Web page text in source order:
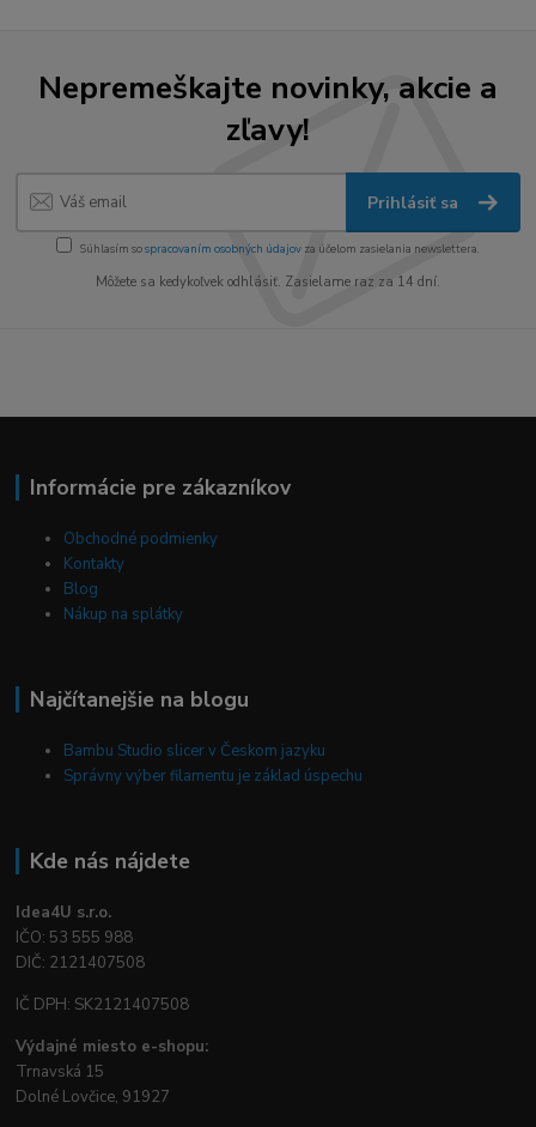
Nepremeškajte novinky, akcie a
zľavy!
Prihlásiť sa
Súhlasím sospracovaním osobných údajov za účelom zasielania newslettera.
Môžete sa kedykoľvek odhlásiť. Zasielame raz za 14 dní.
Informácie pre zákazníkov
Obchodné podmienky
Kontakty
Blog
Nákup na splátky
Najčítanejšie na blogu
Bambu Studio slicer v Českom jazyku
Správny výber filamentu je základ úspechu
Kde nás nájdete
Idea4U s.r.o.
IČO: 53 555 988
DIČ: 2121407508
IČ DPH: SK2121407508
Výdajné miesto e-shopu:
Trnavská 15
Dolné Lovčice, 91927